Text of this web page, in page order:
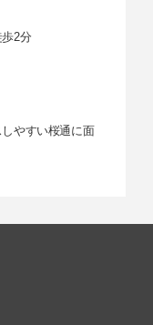
2分
やすい桜通に面